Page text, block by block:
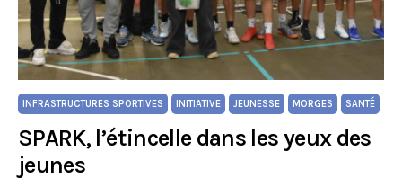
INFRASTRUCTURES SPORTIVES INITIATIVE JEUNESSE MORGES SANTÉ
SPARK, l’étincelle dans les yeux des
jeunes